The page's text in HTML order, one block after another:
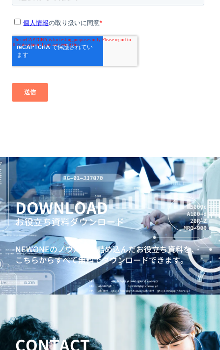
DOWNLOAD
お役立ち資料ダウンロード
NEWONEのノウハウを詰め込んだお役立ち資料を、
こちらからすべて無料でダウンロードできます。
CONTACT